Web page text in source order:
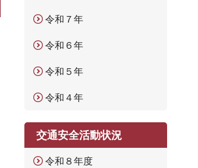
令和７年
令和６年
令和５年
令和４年
交通安全活動状況
令和８年度